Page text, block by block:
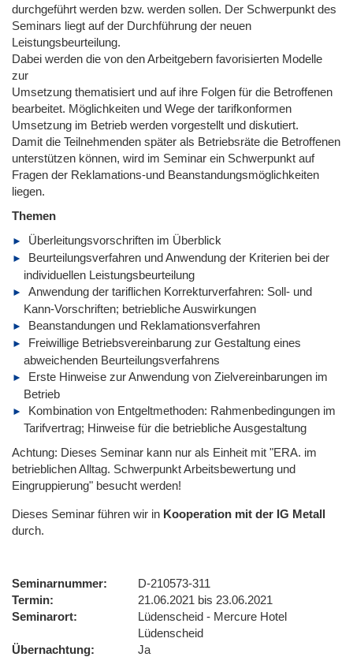
durchgeführt werden bzw. werden sollen. Der Schwerpunkt des
Seminars liegt auf der Durchführung der neuen
Leistungsbeurteilung.
Dabei werden die von den Arbeitgebern favorisierten Modelle
zur
Umsetzung thematisiert und auf ihre Folgen für die Betroffenen
bearbeitet. Möglichkeiten und Wege der tarifkonformen
Umsetzung im Betrieb werden vorgestellt und diskutiert.
Damit die Teilnehmenden später als Betriebsräte die Betroffenen
unterstützen können, wird im Seminar ein Schwerpunkt auf
Fragen der Reklamations-und Beanstandungsmöglichkeiten
liegen.
Themen
Überleitungsvorschriften im Überblick
Beurteilungsverfahren und Anwendung der Kriterien bei der
individuellen Leistungsbeurteilung
Anwendung der tariflichen Korrekturverfahren: Soll- und
Kann-Vorschriften; betriebliche Auswirkungen
Beanstandungen und Reklamationsverfahren
Freiwillige Betriebsvereinbarung zur Gestaltung eines
abweichenden Beurteilungsverfahrens
Erste Hinweise zur Anwendung von Zielvereinbarungen im
Betrieb
Kombination von Entgeltmethoden: Rahmenbedingungen im
Tarifvertrag; Hinweise für die betriebliche Ausgestaltung
Achtung: Dieses Seminar kann nur als Einheit mit "ERA. im
betrieblichen Alltag. Schwerpunkt Arbeitsbewertung und
Eingruppierung" besucht werden!
Dieses Seminar führen wir in Kooperation mit der IG Metall
durch.
Seminarnummer
D-210573-311
Termin
21.06.2021 bis 23.06.2021
Seminarort
Lüdenscheid - Mercure Hotel
Lüdenscheid
Übernachtung
Ja